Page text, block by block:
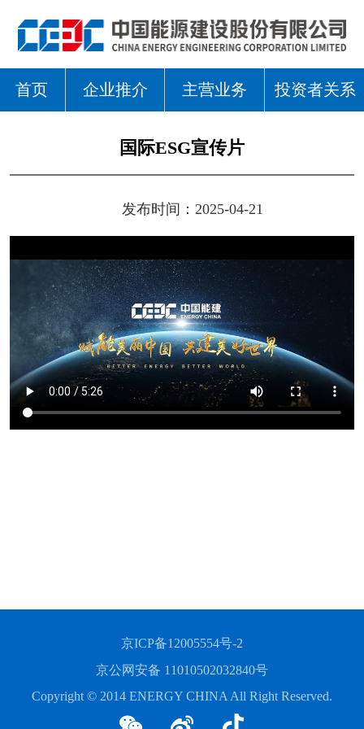
首页 企业推介 主营业务 投资者关系
国际ESG宣传片
发布时间：2025-04-21
京ICP备12005554号-2
京公网安备 11010502032840号
Copyright © 2014 ENERGY CHINA All Right Reserved.